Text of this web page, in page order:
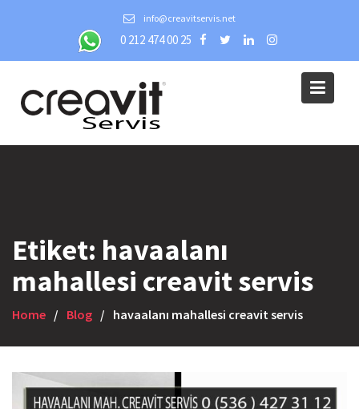
info@creavitservis.net
0 212 474 00 25
Etiket: havaalanı
mahallesi creavit servis
Home Blog havaalanı mahallesi creavit servis